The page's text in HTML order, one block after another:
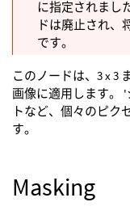
に指定されまし
ドは廃止され、
です。
このノードは、3 x 3
画像に適用します。
トなど、個々のピク
す。
Masking